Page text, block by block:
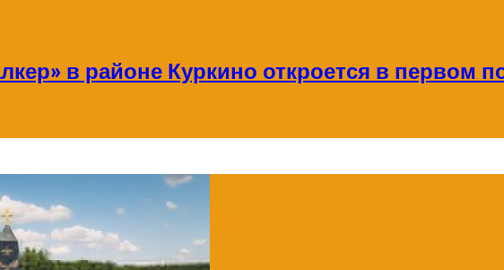
в районе Куркино откроется в первом